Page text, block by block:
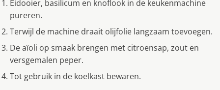
Eidooier, basilicum en knoflook in de keukenmachine
pureren.
Terwijl de machine draait olijfolie langzaam toevoegen.
De aïoli op smaak brengen met citroensap, zout en
versgemalen peper.
Tot gebruik in de koelkast bewaren.